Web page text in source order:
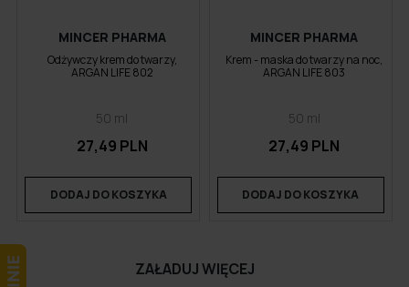
MINCER PHARMA
Odżywczy krem do twarzy,
ARGAN LIFE 802
50 ml
27,49 PLN
DODAJ DO KOSZYKA
MINCER PHARMA
Krem - maska do twarzy na noc,
ARGAN LIFE 803
50 ml
27,49 PLN
DODAJ DO KOSZYKA
ZAŁADUJ WIĘCEJ